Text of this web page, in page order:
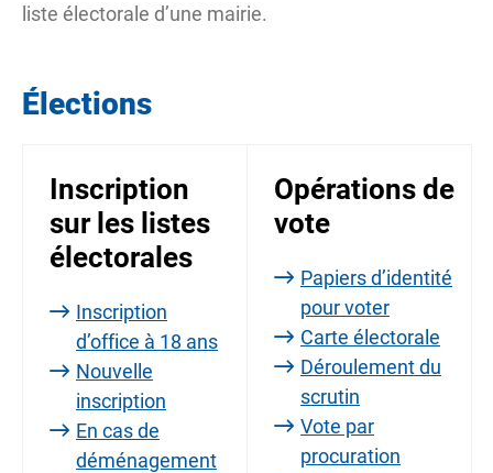
liste électorale d’une mairie.
Élections
Inscription
sur les listes
électorales
Inscription
d’office à 18 ans
Nouvelle
inscription
En cas de
déménagement
Opérations de
vote
Papiers d’identité
pour voter
Carte électorale
Déroulement du
scrutin
Vote par
procuration